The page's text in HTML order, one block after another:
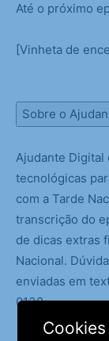
Até o próximo
[Vinheta de
Sobre o
Ajudante Digital
tecnológicas
com a Tarde
transcrição do
de dicas extras
Nacional.
enviadas em
0138.
Cookies